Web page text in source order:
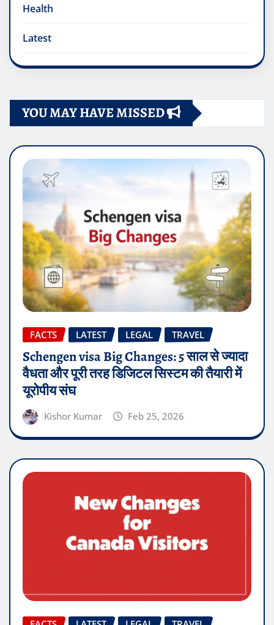
Health
Latest
YOU MAY HAVE MISSED
FACTS LATEST LEGAL TRAVEL
Schengen visa Big Changes: 5 साल से ज्यादा
वैधता और पूरी तरह डिजिटल सिस्टम की तैयारी में
यूरोपीय संघ
Kishor Kumar Feb 25, 2026